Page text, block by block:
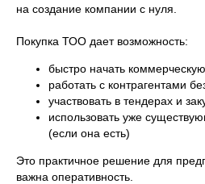
на создание компании с нуля.
Покупка ТОО дает возможность:
быстро начать
работать с контрагентами
участвовать в тендерах и
использовать уже
(если она есть)
Это практичное решение для
важна оперативность.